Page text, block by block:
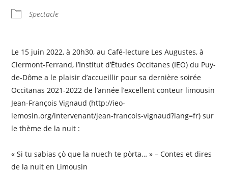
Spectacle
Le 15 juin 2022, à 20h30, au Café-lecture Les Augustes, à
Clermont-Ferrand, l’Institut d’Études Occitanes (IEO) du Puy-
de-Dôme a le plaisir d’accueillir pour sa dernière soirée
Occitanas 2021-2022 de l’année l’excellent conteur limousin
Jean-François Vignaud (http://ieo-
lemosin.org/intervenant/jean-francois-vignaud?lang=fr) sur
le thème de la nuit :
« Si tu sabias çò que la nuech te pòrta… » – Contes et dires
de la nuit en Limousin